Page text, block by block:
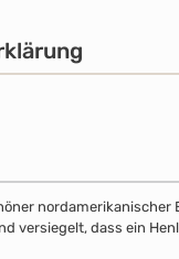
versiegelt, dass ein